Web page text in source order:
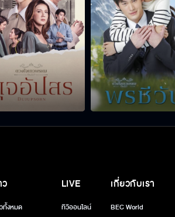
ทั้งหมด
LIVE
ทีวีออนไลน์
เกี่ยวกับเรา
BEC World